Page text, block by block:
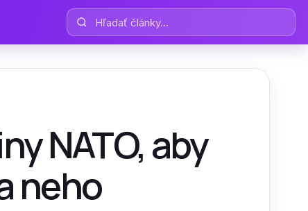
Hľadať články
NATO, aby
neho